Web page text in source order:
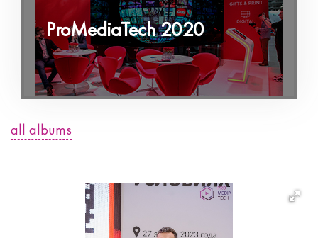
ProMediaTech 2020
all albums